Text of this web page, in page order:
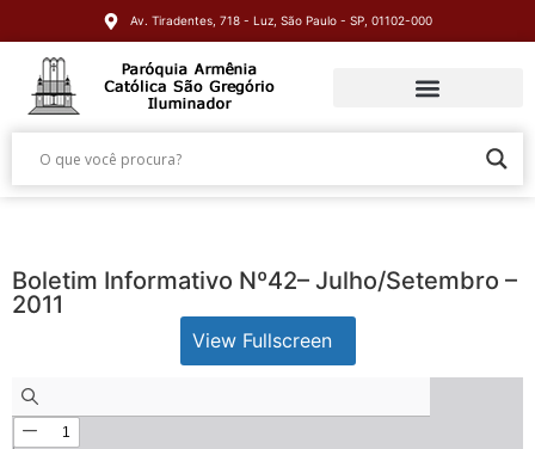
Av. Tiradentes, 718 - Luz, São Paulo - SP, 01102-000
Boletim Informativo Nº42– Julho/Setembro –
2011
View Fullscreen